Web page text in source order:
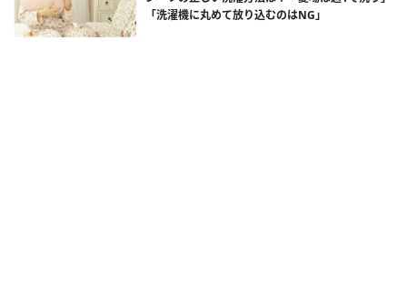
「洗濯機に丸めて放り込むのはNG」